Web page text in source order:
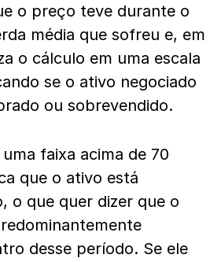
o preço teve durante o
média que sofreu e, em
o cálculo em uma escala
se o ativo negociado
ou sobrevendido.
faixa acima de 70
que o ativo está
o que quer dizer que o
desse período. Se ele